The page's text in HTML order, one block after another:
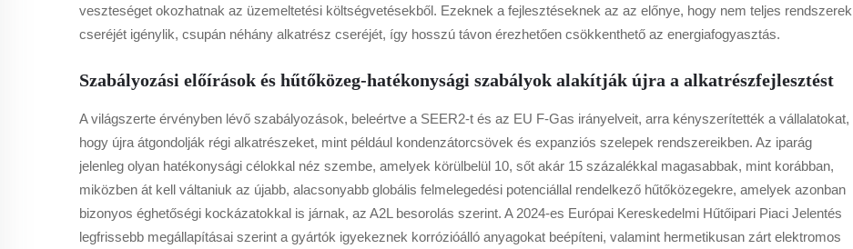
veszteséget okozhatnak az üzemeltetési költségvetésekből. Ezeknek a fejlesztéseknek az az előnye, hogy nem teljes rendszerek
cseréjét igénylik, csupán néhány alkatrész cseréjét, így hosszú távon érezhetően csökkenthető az energiafogyasztás.
Szabályozási előírások és hűtőközeg-hatékonysági szabályok alakítják újra a alkatrészfejlesztést
A világszerte érvényben lévő szabályozások, beleértve a SEER2-t és az EU F-Gas irányelveit, arra kényszerítették a vállalatokat,
hogy újra átgondolják régi alkatrészeket, mint például kondenzátorcsövek és expanziós szelepek rendszereikben. Az iparág
jelenleg olyan hatékonysági célokkal néz szembe, amelyek körülbelül 10, sőt akár 15 százalékkal magasabbak, mint korábban,
miközben át kell váltaniuk az újabb, alacsonyabb globális felmelegedési potenciállal rendelkező hűtőközegekre, amelyek azonban
bizonyos éghetőségi kockázatokkal is járnak, az A2L besorolás szerint. A 2024-es Európai Kereskedelmi Hűtőipari Piaci Jelentés
legfrissebb megállapításai szerint a gyártók igyekeznek korrózióálló anyagokat beépíteni, valamint hermetikusan zárt elektromos